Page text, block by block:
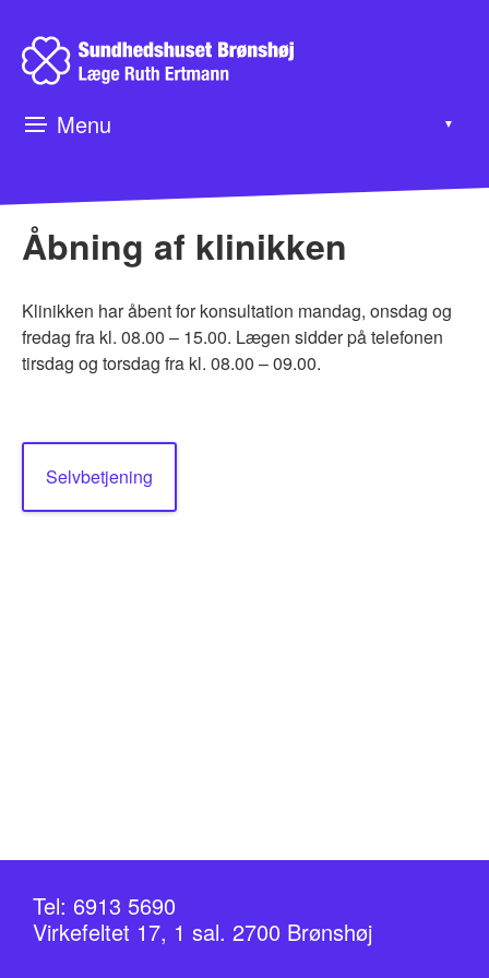
Menu ▼
Åbning af klinikken
Klinikken har åbent for konsultation mandag, onsdag og
fredag fra kl. 08.00 – 15.00. Lægen sidder på telefonen
tirsdag og torsdag fra kl. 08.00 – 09.00.
Selvbetjening
Tel: 6913 5690
Virkefeltet 17, 1 sal. 2700 Brønshøj